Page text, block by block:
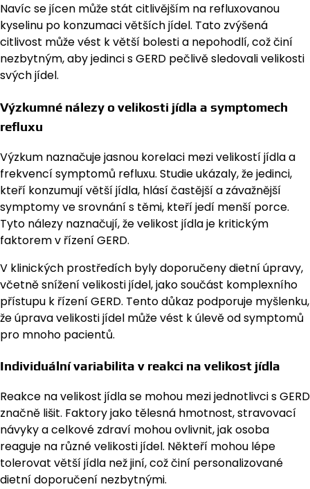
Navíc se jícen může stát citlivějším na refluxovanou
kyselinu po konzumaci větších jídel. Tato zvýšená
citlivost může vést k větší bolesti a nepohodlí, což činí
nezbytným, aby jedinci s GERD pečlivě sledovali velikosti
svých jídel.
Výzkumné nálezy o velikosti jídla a symptomech
refluxu
Výzkum naznačuje jasnou korelaci mezi velikostí jídla a
frekvencí symptomů refluxu. Studie ukázaly, že jedinci,
kteří konzumují větší jídla, hlásí častější a závažnější
symptomy ve srovnání s těmi, kteří jedí menší porce.
Tyto nálezy naznačují, že velikost jídla je kritickým
faktorem v řízení GERD.
V klinických prostředích byly doporučeny dietní úpravy,
včetně snížení velikosti jídel, jako součást komplexního
přístupu k řízení GERD. Tento důkaz podporuje myšlenku,
že úprava velikosti jídel může vést k úlevě od symptomů
pro mnoho pacientů.
Individuální variabilita v reakci na velikost jídla
Reakce na velikost jídla se mohou mezi jednotlivci s GERD
značně lišit. Faktory jako tělesná hmotnost, stravovací
návyky a celkové zdraví mohou ovlivnit, jak osoba
reaguje na různé velikosti jídel. Někteří mohou lépe
tolerovat větší jídla než jiní, což činí personalizované
dietní doporučení nezbytnými.